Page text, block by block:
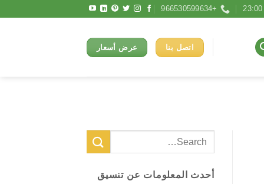
+966530599634
اتصل بنا عرض أسعار
أحدث المعلومات عن تنسيق